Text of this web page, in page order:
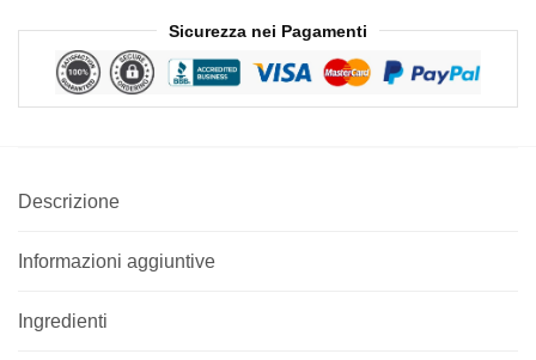
Sicurezza nei Pagamenti
Descrizione
Informazioni aggiuntive
Ingredienti